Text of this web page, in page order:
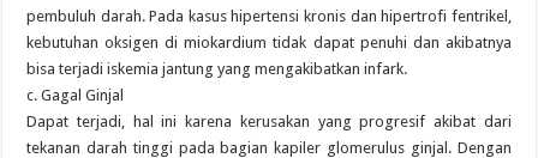
pembuluh darah. Pada kasus hipertensi kronis dan hipertrofi fentrikel,
kebutuhan oksigen di miokardium tidak dapat penuhi dan akibatnya
bisa terjadi iskemia jantung yang mengakibatkan infark.
c. Gagal Ginjal
Dapat terjadi, hal ini karena kerusakan yang progresif akibat dari
tekanan darah tinggi pada bagian kapiler glomerulus ginjal. Dengan